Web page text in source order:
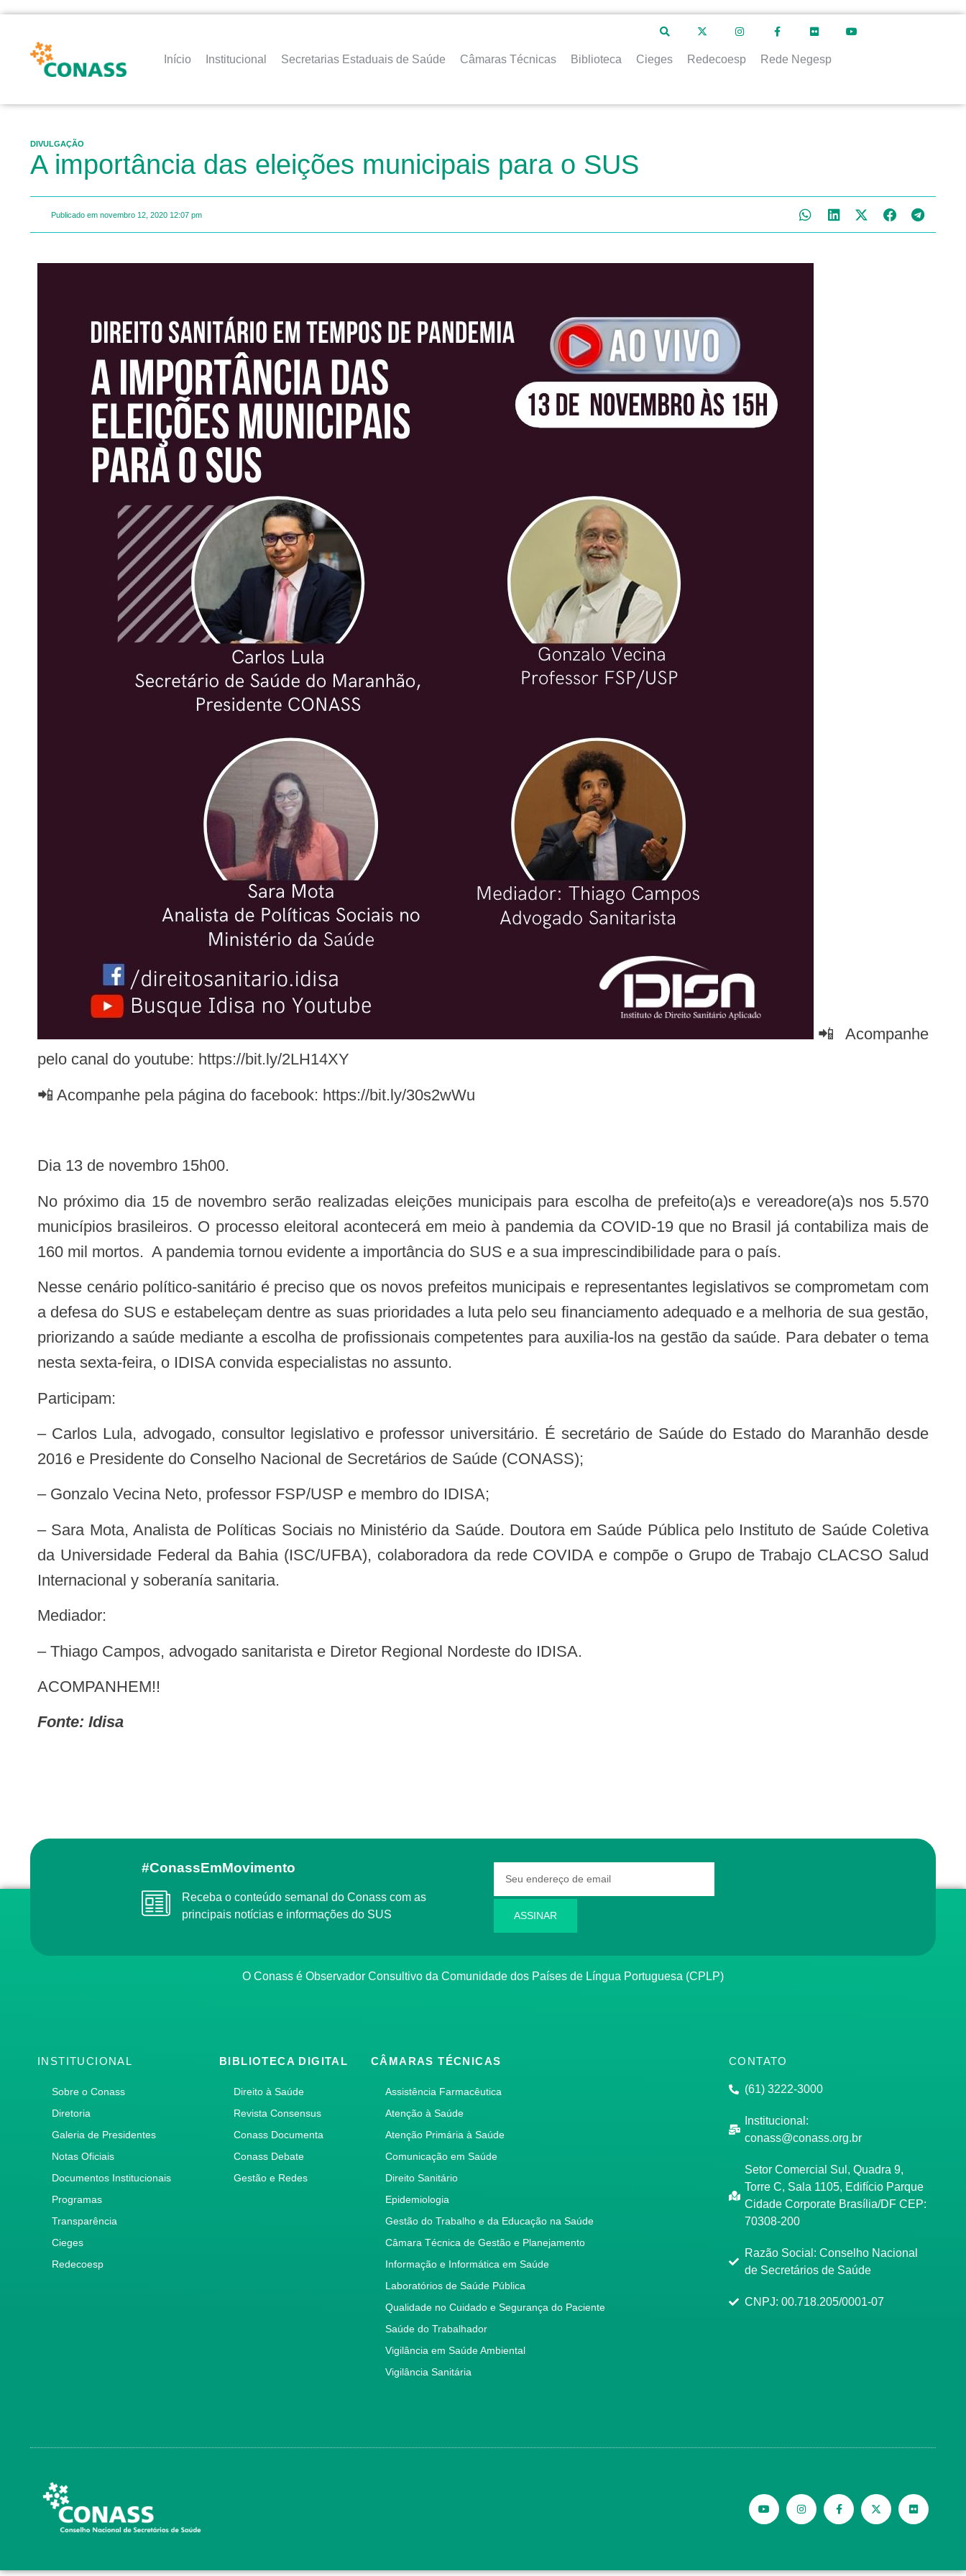
Início Institucional Secretarias Estaduais de Saúde Câmaras Técnicas Biblioteca Cieges Redecoesp Rede Negesp
DIVULGAÇÃO
A importância das eleições municipais para o SUS
Publicado em novembro 12, 2020 12:07 pm
📲 Acompanhe
pelo canal do youtube: https://bit.ly/2LH14XY
📲 Acompanhe pela página do facebook: https://bit.ly/30s2wWu
Dia 13 de novembro 15h00.
No próximo dia 15 de novembro serão realizadas eleições municipais para escolha de prefeito(a)s e vereadore(a)s nos 5.570
municípios brasileiros. O processo eleitoral acontecerá em meio à pandemia da COVID-19 que no Brasil já contabiliza mais de
160 mil mortos. A pandemia tornou evidente a importância do SUS e a sua imprescindibilidade para o país.
Nesse cenário político-sanitário é preciso que os novos prefeitos municipais e representantes legislativos se comprometam com
a defesa do SUS e estabeleçam dentre as suas prioridades a luta pelo seu financiamento adequado e a melhoria de sua gestão,
priorizando a saúde mediante a escolha de profissionais competentes para auxilia-los na gestão da saúde. Para debater o tema
nesta sexta-feira, o IDISA convida especialistas no assunto.
Participam:
– Carlos Lula, advogado, consultor legislativo e professor universitário. É secretário de Saúde do Estado do Maranhão desde
2016 e Presidente do Conselho Nacional de Secretários de Saúde (CONASS);
– Gonzalo Vecina Neto, professor FSP/USP e membro do IDISA;
– Sara Mota, Analista de Políticas Sociais no Ministério da Saúde. Doutora em Saúde Pública pelo Instituto de Saúde Coletiva
da Universidade Federal da Bahia (ISC/UFBA), colaboradora da rede COVIDA e compõe o Grupo de Trabajo CLACSO Salud
Internacional y soberanía sanitaria.
Mediador:
– Thiago Campos, advogado sanitarista e Diretor Regional Nordeste do IDISA.
ACOMPANHEM!!
Fonte: Idisa
#ConassEmMovimento
Receba o conteúdo semanal do Conass com as
principais notícias e informações do SUS
ASSINAR
O Conass é Observador Consultivo da Comunidade dos Países de Língua Portuguesa (CPLP)
INSTITUCIONAL
Sobre o Conass
Diretoria
Galeria de Presidentes
Notas Oficiais
Documentos Institucionais
Programas
Transparência
Cieges
Redecoesp
BIBLIOTECA DIGITAL
Direito à Saúde
Revista Consensus
Conass Documenta
Conass Debate
Gestão e Redes
CÂMARAS TÉCNICAS
Assistência Farmacêutica
Atenção à Saúde
Atenção Primária à Saúde
Comunicação em Saúde
Direito Sanitário
Epidemiologia
Gestão do Trabalho e da Educação na Saúde
Câmara Técnica de Gestão e Planejamento
Informação e Informática em Saúde
Laboratórios de Saúde Pública
Qualidade no Cuidado e Segurança do Paciente
Saúde do Trabalhador
Vigilância em Saúde Ambiental
Vigilância Sanitária
CONTATO
(61) 3222-3000
Institucional:
conass@conass.org.br
Setor Comercial Sul, Quadra 9,
Torre C, Sala 1105, Edifício Parque
Cidade Corporate Brasília/DF CEP:
70308-200
Razão Social: Conselho Nacional
de Secretários de Saúde
CNPJ: 00.718.205/0001-07